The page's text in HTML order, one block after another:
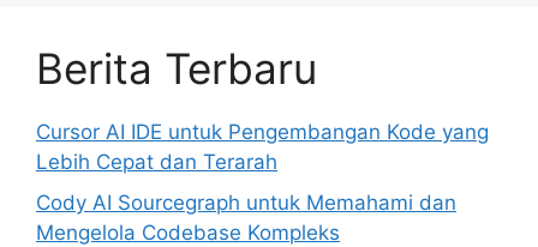
Berita Terbaru
Cursor AI IDE untuk Pengembangan Kode yang
Lebih Cepat dan Terarah
Cody AI Sourcegraph untuk Memahami dan
Mengelola Codebase Kompleks